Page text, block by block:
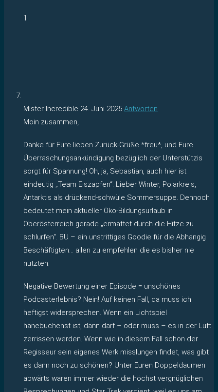
1
Mister Incredible 24. Juni 2025 Antworten
Moin zusammen,
Danke für Eure lieben Zurück-Grüße *freu*, und Eure
Überraschungsankündigung bezüglich der Unterstützis
sorgt für Spannung! Oh, ja, Sebastian, auch hier ist
eindeutig „Team Eiszapfen“. Lieber Winter, Polarkreis,
Antarktis als drückend-schwüle Sommersuppe. Dennoch
bedeutet mein aktueller Öko-Bildungsurlaub in
Oberösterreich gerade „ermattet durch die Hitze zu
schlurfen“. BU – ein unstrittiges Goodie für die Abhängig
Beschäftigten… allen zu empfehlen die es bisher nie
nutzten.
Negative Bewertung einer Episode = unschönes
Podcasterlebnis? Nein! Auf keinen Fall, da muss ich
heftigst widersprechen. Wenn ein Lichtspiel
hanebüchenst ist, dann darf – oder muss – es in der Luft
zerrissen werden. Wenn wie in diesem Fall schon der
Regisseur sein eigenes Werk misslungen findet, was gibt
es dann noch zu schönen? Unter Euren Doppeldaumen
abwärts waren immer wieder die höchst vergnüglichen